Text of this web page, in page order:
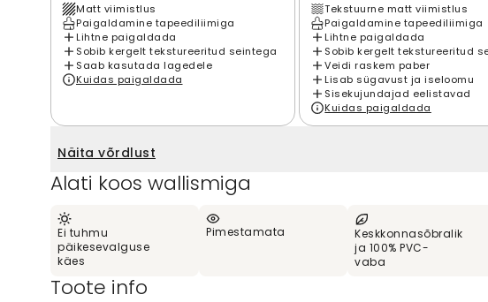
Matt viimistlus
Paigaldamine tapeediliimiga
Lihtne paigaldada
Sobib kergelt tekstureeritud seintega
Saab kasutada lagedele
Kuidas paigaldada
Tekstuurne matt viimistlus
Paigaldamine tapeediliimiga
Lihtne paigaldada
Sobib kergelt tekstureeritud
Veidi raskem paber
Lisab sügavust ja iseloomu
Sisekujundajad eelistavad
Kuidas paigaldada
Näita võrdlust
Alati koos wallismiga
Ei tuhmu
päikesevalguse
käes
Pimestamata
Keskkonnasõbralik
ja 100% PVC-
vaba
Toote info